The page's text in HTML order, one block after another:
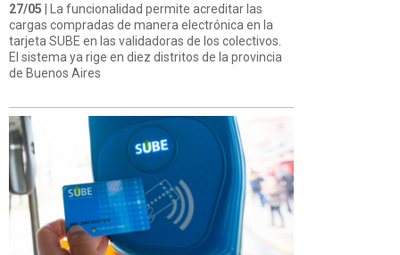
27/05 | La funcionalidad permite acreditar las
cargas compradas de manera electrónica en la
tarjeta SUBE en las validadoras de los colectivos.
El sistema ya rige en diez distritos de la provincia
de Buenos Aires